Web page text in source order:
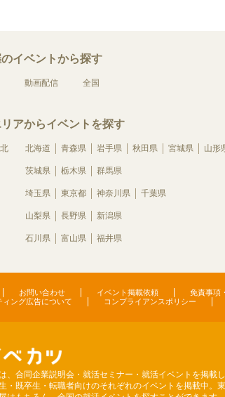
イベントから探す
動画配信 全国
アからイベントを探す
北海道 青森県 岩手県 秋田県 宮城県 山形
茨城県 栃木県 群馬県
埼玉県 東京都 神奈川県 千葉県
山梨県 長野県 新潟県
石川県 富山県 福井県
お問い合わせ イベント掲載依頼 免責事項
ィング広告について
コンプライアンスポリシー
、合同企業説明会・就活セミナー・就活イベントを掲載
・既卒生・転職者向けのそれぞれのイベントを掲載中。